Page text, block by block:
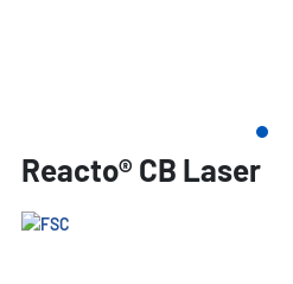
Reacto® CB Laser